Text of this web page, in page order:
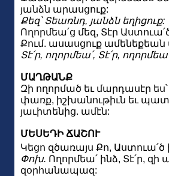
յանձն արասցուք:
Քեզ՝ Տեառնդ, յանձն եղիցուք:
Ողորմեա՛ց մեզ, Տէր
Քում. ասասցուք
Տէ՛ր, ողորմեա՛, Տէ՛ր,
ՄԱՂԹԱՆՔ
Զի ողորմած եւ մարդասէր ես՝
փառք, իշխանութիւն եւ
յաւիտենից. ամէն:
ՄԵՍԵԴԻ ՃԱՇՈՒ
Կեցո զծառայս Քո, Աստուա՛ծ
Փոխ. Ողորմեա՛ ինձ, Տէ՛ր,
զօրհանապազ: